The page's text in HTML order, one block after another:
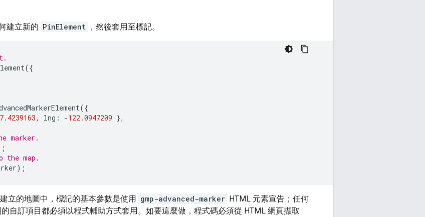
建立新的 PinElement ，然後套用至標記。
({
({
, lng : -122.0947209 },
marker.
the map.
);
立的地圖中，標記的基本參數是使用 gmp-advanced-marker HTML 元素宣告；任何
自訂項目都必須以程式輔助方式套用。如要這麼做，程式碼必須從 HTML 網頁擷取